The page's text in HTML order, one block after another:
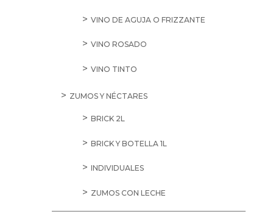
VINO DE AGUJA O FRIZZANTE
VINO ROSADO
VINO TINTO
ZUMOS Y NÉCTARES
BRICK 2L
BRICK Y BOTELLA 1L
INDIVIDUALES
ZUMOS CON LECHE